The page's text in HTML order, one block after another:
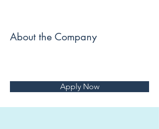
About the Company
Apply Now